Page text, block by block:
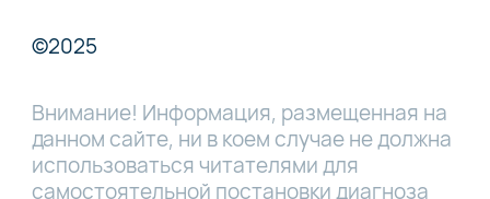
©2025
Внимание! Информация, размещенная на
данном сайте, ни в коем случае не должна
использоваться читателями для
самостоятельной постановки диагноза